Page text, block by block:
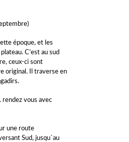
époque, et les
C’est au sud
ceux-ci sont
original. Il traverse en
rendez vous avec
une route
Sud, jusqu`au